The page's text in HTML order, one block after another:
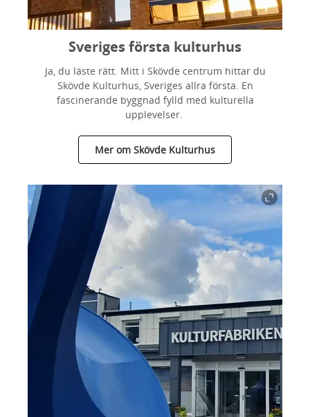
Sveriges första kulturhus
Ja, du läste rätt. Mitt i Skövde centrum hittar du
Skövde Kulturhus, Sveriges allra första. En
fascinerande byggnad fylld med kulturella
upplevelser.
Mer om Skövde Kulturhus